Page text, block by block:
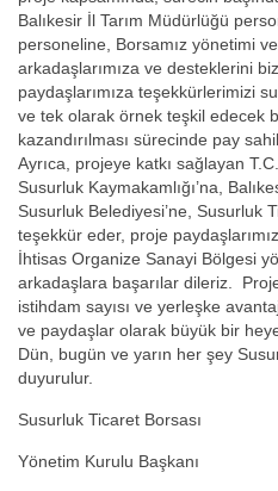
Balıkesir İl Tarım Müdürlüğü
personeline, Borsamız yönetimi
arkadaşlarımıza ve desteklerini
paydaşlarımıza teşekkürlerimizi
ve tek olarak örnek teşkil edecek
kazandırılması sürecinde pay
Ayrıca, projeye katkı sağlayan
Susurluk Kaymakamlığı’na,
Susurluk Belediyesi’ne, Susurluk
teşekkür eder, proje
İhtisas Organize Sanayi Bölgesi
arkadaşlara başarılar dileriz.
istihdam sayısı ve yerleşke
ve paydaşlar olarak büyük bir
Dün, bugün ve yarın her şey
duyurulur.
Susurluk Ticaret Borsası
Yönetim Kurulu Başkanı